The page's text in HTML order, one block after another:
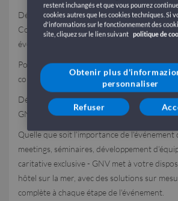
Découvrez la division MICE de GNV
Conferences & Events) [Réunions,
événements]
Pourquoi ne pas penser à un événement, un
conférence à bord d'un ferry GNV ?
Découvrez lesatoutsde notre service
GNV !
Quelle que soit l’importance de l'événement
meetings, séminaires, développement
caritative exclusive - GNV met à votre
hôtel sur la mer, avec des solutions sur
complète à chaque étape de l'événement.
restent inchangés et que vous pourrez
cookies autres que les cookies techniques. Si
d'informations sur le fonctionnement des
site, cliquez sur le lien suivant politique de
Obtenir plus
personnaliser
Refuser